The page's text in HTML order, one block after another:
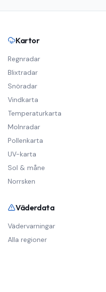
Kartor
Regnradar
Blixtradar
Snöradar
Vindkarta
Temperaturkarta
Molnradar
Pollenkarta
UV-karta
Sol & måne
Norrsken
Väderdata
Vädervarningar
Alla regioner